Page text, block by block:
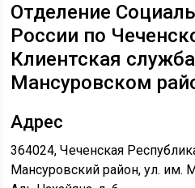
Отделение
России по
Клиентская
Мансуровском
Адрес
364024, Чеченская
Мансуровский район, ул. им.